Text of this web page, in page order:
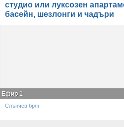
студио или луксозен
басейн, шезлонги и чадъри
Ефир 1
Слънчев бряг